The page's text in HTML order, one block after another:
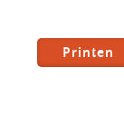
Printen